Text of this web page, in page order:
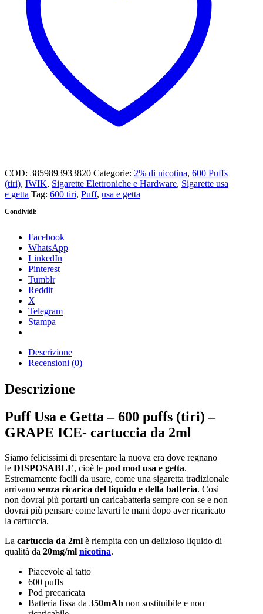
COD: 3859893933820 Categorie: 2% di nicotina, 600 Puffs
(tiri), IWIK, Sigarette Elettroniche e Hardware, Sigarette usa
e getta Tag: 600 tiri, Puff, usa e getta
Condividi:
Facebook
WhatsApp
LinkedIn
Pinterest
Tumblr
Reddit
X
Telegram
Stampa
Descrizione
Recensioni (0)
Descrizione
Puff Usa e Getta – 600 puffs (tiri) –
GRAPE ICE- cartuccia da 2ml
Siamo felicissimi di presentare la nuova era dove regnano
le DISPOSABLE, cioè le pod mod usa e getta.
Estremamente facili da usare, come una sigaretta tradizionale
arrivano senza ricarica del liquido e della batteria. Cosi
non dovrai più portarti un caricabatteria sempre con se e non
dovrai più pensare come lavarti le mani dopo aver ricaricato
la cartuccia.
La cartuccia da 2ml è riempita con un delizioso liquido di
qualità da 20mg/ml nicotina.
Piacevole al tatto
600 puffs
Pod precaricata
Batteria fissa da 350mAh non sostituibile e non